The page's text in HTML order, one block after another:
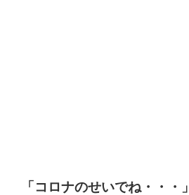
「コロナのせいでね・・・」